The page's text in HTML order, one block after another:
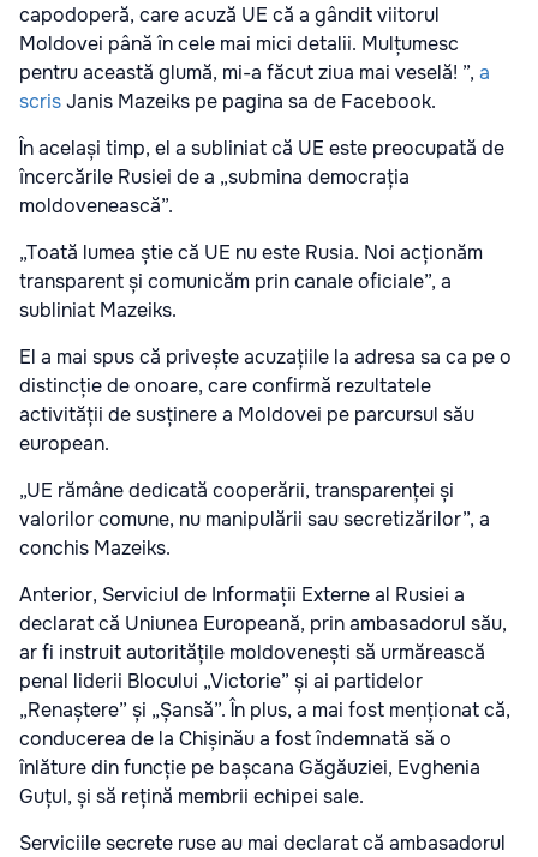
capodoperă, care acuză UE că a gândit viitorul
Moldovei până în cele mai mici detalii. Mulțumesc
pentru această glumă, mi-a făcut ziua mai veselă! ”, a
scrisJanis Mazeiks pe pagina sa de Facebook.
În același timp, el a subliniat că UE este preocupată de
încercările Rusiei de a „submina democrația
moldovenească”.
„Toată lumea știe că UE nu este Rusia. Noi acționăm
transparent și comunicăm prin canale oficiale”, a
subliniat Mazeiks.
El a mai spus că privește acuzațiile la adresa sa ca pe o
distincție de onoare, care confirmă rezultatele
activității de susținere a Moldovei pe parcursul său
european.
„UE rămâne dedicată cooperării, transparenței și
valorilor comune, nu manipulării sau secretizărilor”, a
conchis Mazeiks.
Anterior, Serviciul de Informații Externe al Rusiei a
declarat că Uniunea Europeană, prin ambasadorul său,
ar fi instruit autoritățile moldovenești să urmărească
penal liderii Blocului „Victorie” și ai partidelor
„Renaștere” și „Șansă”. În plus, a mai fost menționat că,
conducerea de la Chișinău a fost îndemnată să o
înlăture din funcție pe bașcana Găgăuziei, Evghenia
Guțul, și să rețină membrii echipei sale.
Serviciile secrete ruse au mai declarat că ambasadorul